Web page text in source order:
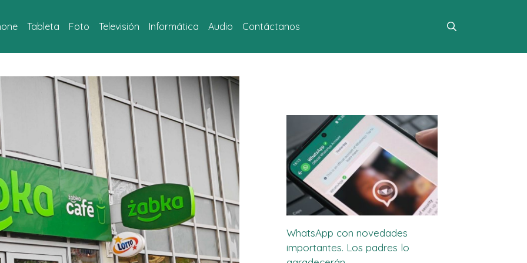
Tableta Foto Televisión Informática Audio Contáctanos
WhatsApp con novedades
importantes. Los padres lo